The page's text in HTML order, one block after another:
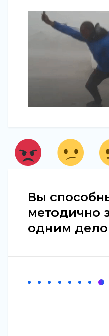
Вы
методично
одним